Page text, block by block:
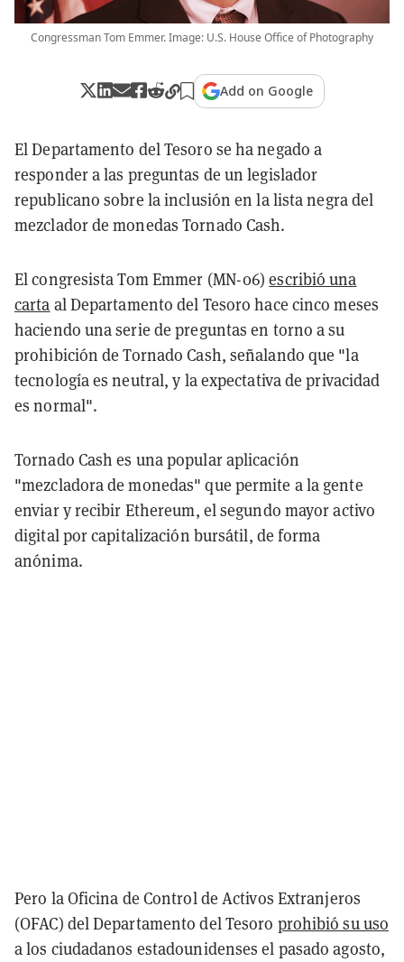
Congressman Tom Emmer. Image: U.S. House Office of Photography
Add on Google
El Departamento del Tesoro se ha negado a
responder a las preguntas de un legislador
republicano sobre la inclusión en la lista negra del
mezclador de monedas Tornado Cash.
El congresista Tom Emmer (MN-06)escribió una
carta al Departamento del Tesoro hace cinco meses
haciendo una serie de preguntas en torno a su
prohibición de Tornado Cash, señalando que "la
tecnología es neutral, y la expectativa de privacidad
es normal".
Tornado Cash es una popular aplicación
"mezcladora de monedas" que permite a la gente
enviar y recibir Ethereum, el segundo mayor activo
digital por capitalización bursátil, de forma
anónima.
Pero la Oficina de Control de Activos Extranjeros
(OFAC) del Departamento del Tesoro prohibió su uso
a los ciudadanos estadounidenses el pasado agosto,